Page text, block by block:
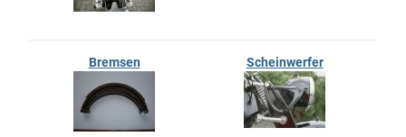
Bremsen Scheinwerfer